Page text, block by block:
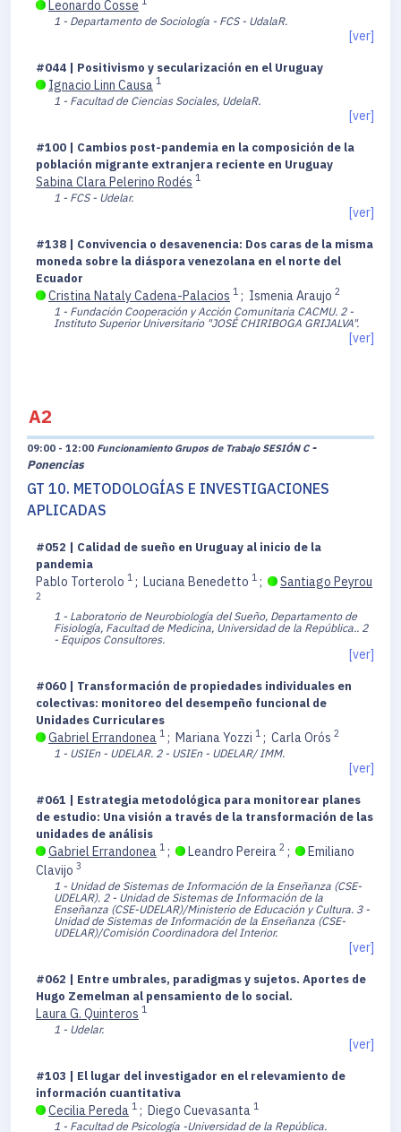
Leonardo Cosse
1 - Departamento de Sociología - FCS - UdalaR.
[ver]
#044 | Positivismo y secularización en el Uruguay
Ignacio Linn Causa 1
1 - Facultad de Ciencias Sociales, UdelaR.
[ver]
#100 | Cambios post-pandemia en la composición de la
población migrante extranjera reciente en Uruguay
Sabina Clara Pelerino Rodés 1
1 - FCS - Udelar.
[ver]
#138 | Convivencia o desavenencia: Dos caras de la misma
moneda sobre la diáspora venezolana en el norte del
Ecuador
Cristina Nataly Cadena-Palacios 1 ; Ismenia Araujo 2
1 - Fundación Cooperación y Acción Comunitaria CACMU. 2 -
Instituto Superior Universitario "JOSÉ CHIRIBOGA GRIJALVA".
[ver]
A2
09:00 - 12:00 Funcionamiento Grupos de Trabajo SESIÓN C -
Ponencias
GT 10. METODOLOGÍAS E INVESTIGACIONES
APLICADAS
#052 | Calidad de sueño en Uruguay al inicio de la
pandemia
Pablo Torterolo 1 ; Luciana Benedetto 1 ; Santiago Peyrou
2
1 - Laboratorio de Neurobiología del Sueño, Departamento de
Fisiología, Facultad de Medicina, Universidad de la República.. 2
- Equipos Consultores.
[ver]
#060 | Transformación de propiedades individuales en
colectivas: monitoreo del desempeño funcional de
Unidades Curriculares
Gabriel Errandonea 1 ; Mariana Yozzi 1 ; Carla Orós 2
1 - USIEn - UDELAR. 2 - USIEn - UDELAR/ IMM.
[ver]
#061 | Estrategia metodológica para monitorear planes
de estudio: Una visión a través de la transformación de las
unidades de análisis
Gabriel Errandonea 1 ; Leandro Pereira 2 ;
Emiliano
Clavijo 3
1 - Unidad de Sistemas de Información de la Enseñanza (CSE-
UDELAR). 2 - Unidad de Sistemas de Información de la
Enseñanza (CSE-UDELAR)/Ministerio de Educación y Cultura. 3 -
Unidad de Sistemas de Información de la Enseñanza (CSE-
UDELAR)/Comisión Coordinadora del Interior.
[ver]
#062 | Entre umbrales, paradigmas y sujetos. Aportes de
Hugo Zemelman al pensamiento de lo social.
Laura G. Quinteros 1
1 - Udelar.
[ver]
#103 | El lugar del investigador en el relevamiento de
información cuantitativa
Cecilia Pereda 1 ; Diego Cuevasanta 1
1 - Facultad de Psicología -Universidad de la República.